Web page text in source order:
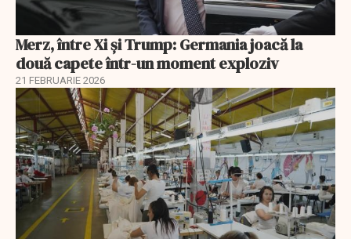
Merz, între Xi și Trump: Germania joacă la
două capete într-un moment exploziv
21 FEBRUARIE 2026